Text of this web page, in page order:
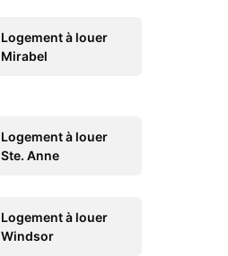
Logement à louer
Mirabel
Logement à louer
Ste. Anne
Logement à louer
Windsor